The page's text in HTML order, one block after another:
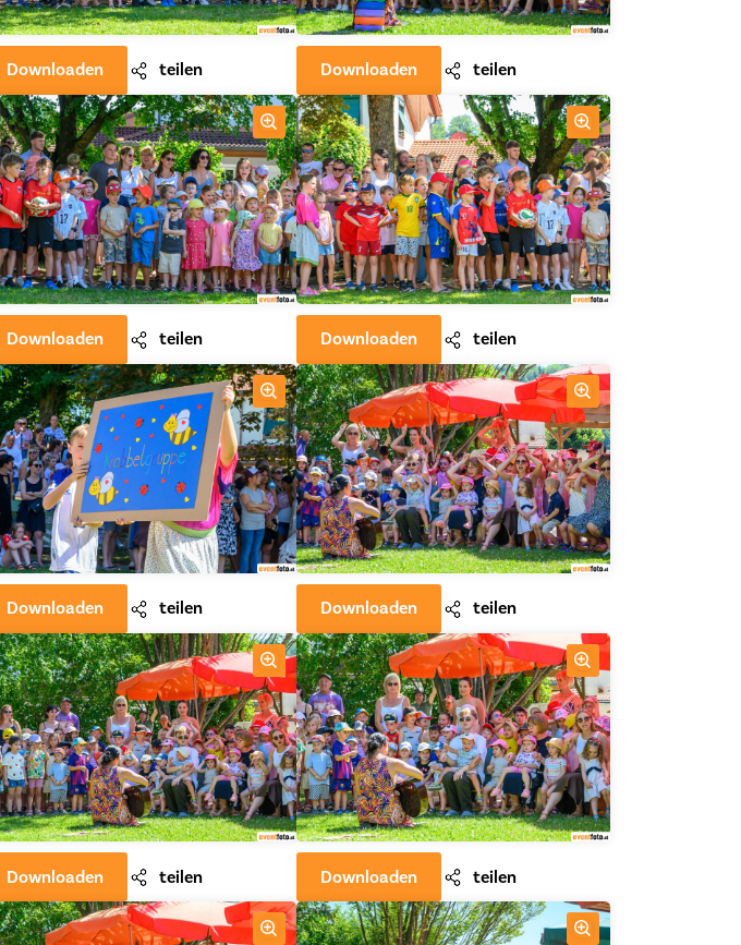
Downloaden teilen Downloaden teilen
Downloaden teilen Downloaden teilen
Downloaden teilen Downloaden teilen
Downloaden teilen Downloaden teilen